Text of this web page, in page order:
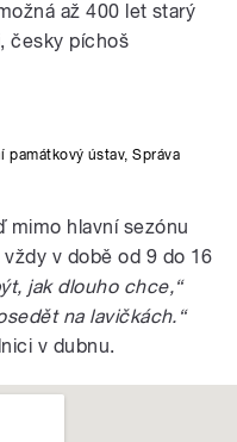
až 400 let starý
česky píchoš
památkový ústav, Správa
mimo hlavní sezónu
v době od 9 do 16
jak dlouho chce,“
na lavičkách.“
v dubnu.